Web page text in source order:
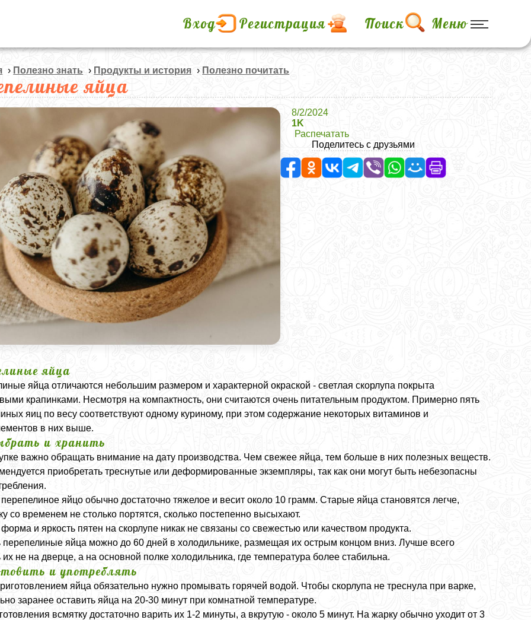
Вход Регистрация Поиск Меню
› Полезно знать › Продукты и история › Полезно почитать
яйца
8/2/2024
1K
Распечатать
Поделитесь с друзьями
яйца
яйца отличаются небольшим размером и характерной окраской - светлая скорлупа покрыта
крапинками. Несмотря на компактность, они считаются очень питательным продуктом. Примерно пять
яиц по весу соответствуют одному куриному, при этом содержание некоторых витаминов и
в них выше.
и хранить
важно обращать внимание на дату производства. Чем свежее яйца, тем больше в них полезных веществ.
приобретать треснутые или деформированные экземпляры, так как они могут быть небезопасны
яйцо обычно достаточно тяжелое и весит около 10 грамм. Старые яйца становятся легче,
со временем не столько портятся, сколько постепенно высыхают.
и яркость пятен на скорлупе никак не связаны со свежестью или качеством продукта.
перепелиные яйца можно до 60 дней в холодильнике, размещая их острым концом вниз. Лучше всего
их не на дверце, а на основной полке холодильника, где температура более стабильна.
и употреблять
яйца обязательно нужно промывать горячей водой. Чтобы скорлупа не треснула при варке,
заранее оставить яйца на 20-30 минут при комнатной температуре.
всмятку достаточно варить их 1-2 минуты, а вкрутую - около 5 минут. На жарку обычно уходит от 3